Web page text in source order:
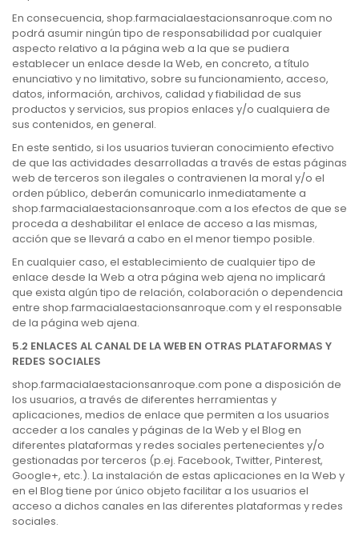
En consecuencia, shop.farmacialaestacionsanroque.com no
podrá asumir ningún tipo de responsabilidad por cualquier
aspecto relativo a la página web a la que se pudiera
establecer un enlace desde la Web, en concreto, a título
enunciativo y no limitativo, sobre su funcionamiento, acceso,
datos, información, archivos, calidad y fiabilidad de sus
productos y servicios, sus propios enlaces y/o cualquiera de
sus contenidos, en general.
En este sentido, si los usuarios tuvieran conocimiento efectivo
de que las actividades desarrolladas a través de estas páginas
web de terceros son ilegales o contravienen la moral y/o el
orden público, deberán comunicarlo inmediatamente a
shop.farmacialaestacionsanroque.com a los efectos de que se
proceda a deshabilitar el enlace de acceso a las mismas,
acción que se llevará a cabo en el menor tiempo posible.
En cualquier caso, el establecimiento de cualquier tipo de
enlace desde la Web a otra página web ajena no implicará
que exista algún tipo de relación, colaboración o dependencia
entre shop.farmacialaestacionsanroque.com y el responsable
de la página web ajena.
5.2 ENLACES AL CANAL DE LA WEB EN OTRAS PLATAFORMAS Y
REDES SOCIALES
shop.farmacialaestacionsanroque.com pone a disposición de
los usuarios, a través de diferentes herramientas y
aplicaciones, medios de enlace que permiten a los usuarios
acceder a los canales y páginas de la Web y el Blog en
diferentes plataformas y redes sociales pertenecientes y/o
gestionadas por terceros (p.ej. Facebook, Twitter, Pinterest,
Google+, etc.). La instalación de estas aplicaciones en la Web y
en el Blog tiene por único objeto facilitar a los usuarios el
acceso a dichos canales en las diferentes plataformas y redes
sociales.